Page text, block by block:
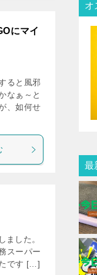
にマイ
ると風邪
なぁ～と
、如何せ
ました。
スーパー
です […]
オ
最